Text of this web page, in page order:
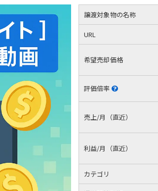
譲渡対象物の名称
URL
希望売却価格
評価倍率
売上/月（直近）
利益/月（直近）
カテゴリ